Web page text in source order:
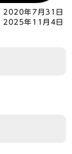
2020年7月31日
2025年11月4日